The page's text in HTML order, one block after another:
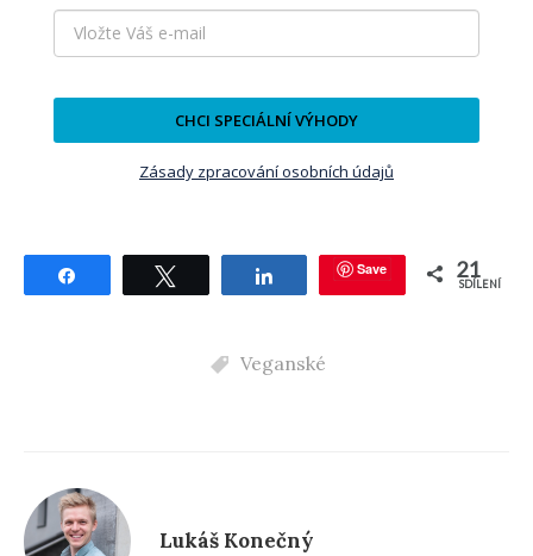
CHCI SPECIÁLNÍ VÝHODY
Zásady zpracování osobních údajů
Tweetnout Save 21
SDÍLENÍ
Veganské
Lukáš Konečný